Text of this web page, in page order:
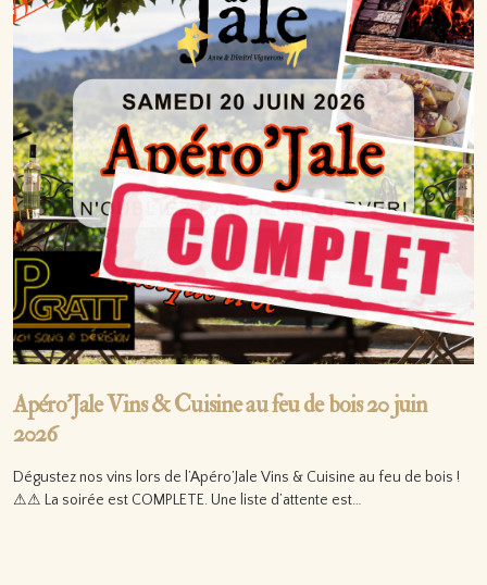
Apéro’Jale Vins & Cuisine au feu de bois 20 juin
2026
Dégustez nos vins lors de l’Apéro’Jale Vins & Cuisine au feu de bois !
⚠⚠ La soirée est COMPLETE. Une liste d’attente est…